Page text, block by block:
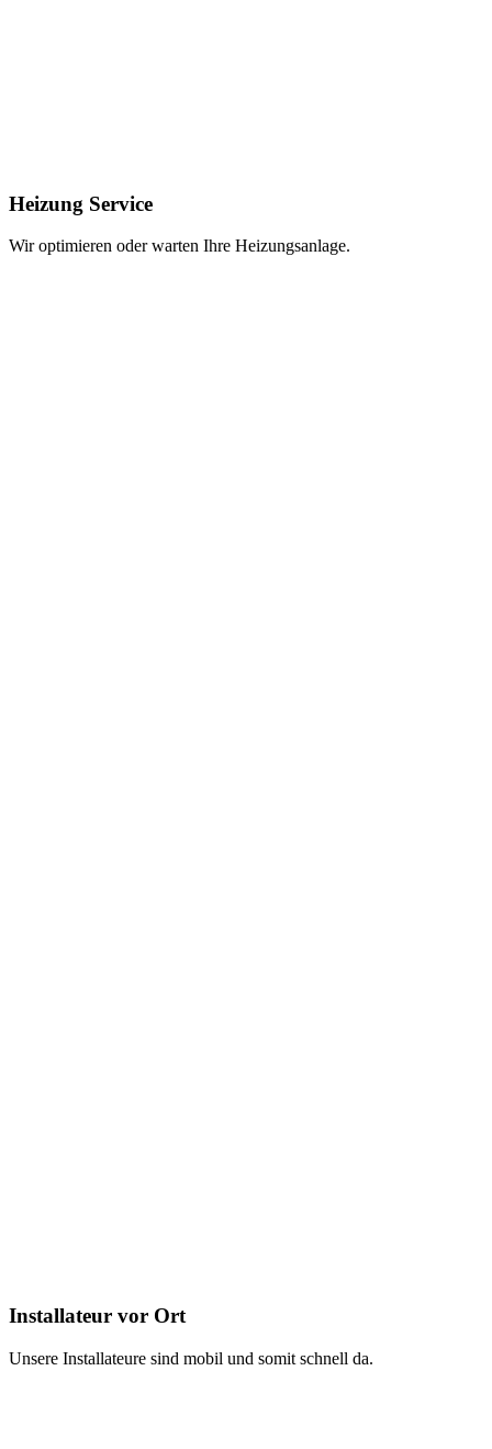
Heizung Service
Wir optimieren oder warten Ihre Heizungsanlage.
Installateur vor Ort
Unsere Installateure sind mobil und somit schnell da.